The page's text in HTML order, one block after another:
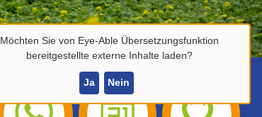
Möchten Sie von Eye-Able Übersetzungsfunktion
bereitgestellte externe Inhalte laden?
Ja Nein